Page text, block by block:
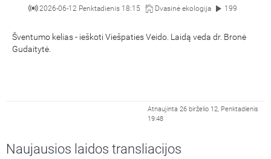
2026-06-12 Penktadienis 18:15 Dvasinė ekologija 199
Šventumo kelias - ieškoti Viešpaties Veido. Laidą veda dr. Bronė
Gudaitytė.
Atnaujinta 26 birželio 12, Penktadienis
19:48
Naujausios laidos transliacijos